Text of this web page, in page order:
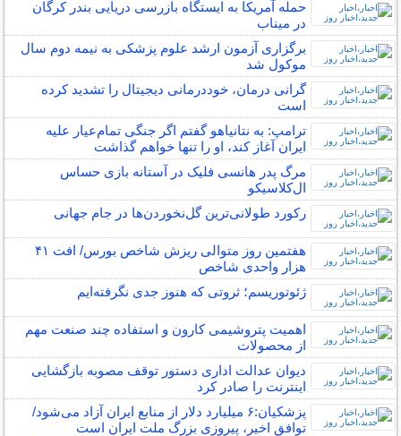
حمله آمریکا به ایستگاه بازرسی دریایی بندر کرگان
در میناب
برگزاری آزمون ارشد علوم پزشکی به نیمه دوم سال
موکول شد
گرانی درمان، خوددرمانی دیجیتال را تشدید کرده
است
ترامپ: به نتانیاهو گفتم اگر جنگی تمام‌عیار علیه
ایران آغاز کند، او را تنها خواهم گذاشت
مرگ پدر هانسی فلیک در آستانه بازی حساس
ال‌کلاسیکو
رکورد طولانی‌ترین گل‌نخوردن‌ها در جام جهانی
هفتمین روز متوالی ریزش شاخص بورس/ افت ۴۱
هزار واحدی شاخص
ژئوتوریسم؛ ثروتی که هنوز جدی نگرفته‌ایم
اهمیت پتروشیمی کارون و استفاده چند صنعت مهم
از محصولات
دیوان عدالت اداری دستور توقف مصوبه بازگشایی
اینترنت را صادر کرد
پزشکیان:۶ میلیارد دلار از منابع ایران آزاد می‌شود/
توافق اخیر، پیروزی بزرگ ملت ایران است